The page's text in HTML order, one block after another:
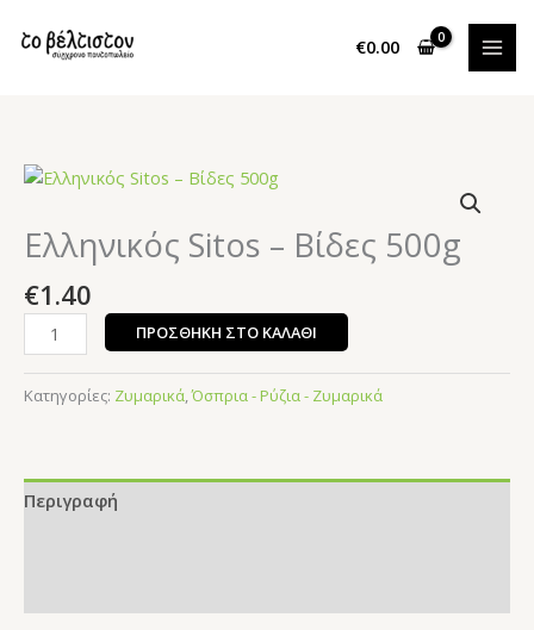
στο
περιεχόμενο
€0.00
Ελληνικός Sitos – Βίδες 500g
€1.40
Ελληνικός
–
Βίδες
500g
ποσότητα
ΠΡΟΣΘΉΚΗ ΣΤΟ ΚΑΛΆΘΙ
Κατηγορίες: Ζυμαρικά ,Όσπρια - Ρύζια - Ζυμαρικά
Περιγραφή